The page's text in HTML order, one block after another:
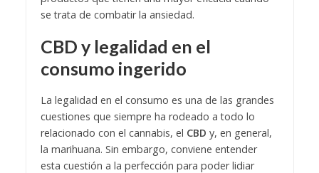
se trata de combatir la ansiedad.
CBD y legalidad en el
consumo ingerido
La legalidad en el consumo es una de las grandes
cuestiones que siempre ha rodeado a todo lo
relacionado con el cannabis, el CBD y, en general,
la marihuana. Sin embargo, conviene entender
esta cuestión a la perfección para poder lidiar